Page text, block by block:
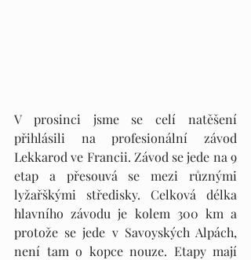
V prosinci jsme se celí natěšení
přihlásili na profesionální závod
Lekkarod ve Francii. Závod se jede na 9
etap a přesouvá se mezi různými
lyžařškými středisky. Celková délka
hlavního závodu je kolem 300 km a
protože se jede v Savoyských Alpách,
není tam o kopce nouze. Etapy mají